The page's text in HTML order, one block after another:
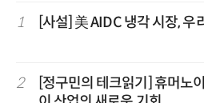
1 [사설] 美 AIDC 냉각 시장, 우
2
[정구민의 테크읽기] 휴머노